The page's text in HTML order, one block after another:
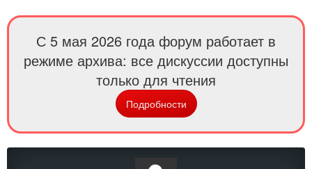
С 5 мая 2026 года форум работает в
режиме архива: все дискуссии доступны
только для чтения
Подробности